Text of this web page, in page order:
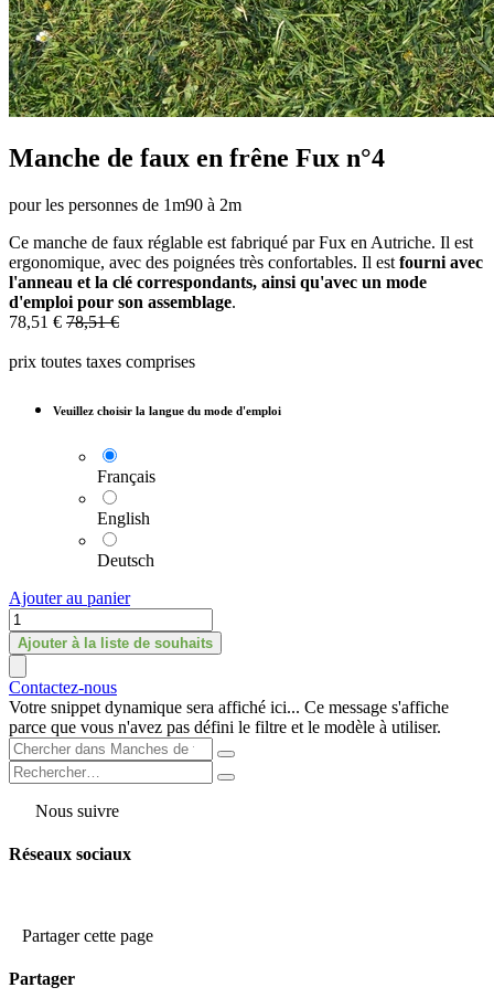
Manche de faux en frêne Fux n°4
pour les personnes de 1m90 à 2m
Ce manche de faux réglable est fabriqué par Fux en Autriche. Il est
ergonomique, avec des poignées très confortables. Il est fourni avec
l'anneau et la clé correspondants, ainsi qu'avec un mode
d'emploi pour son assemblage.
78,51 € 78,51€
prix toutes taxes comprises
Veuillez choisir la langue du mode d'emploi
Français
English
Deutsch
Ajouter au panier
Ajouter à la liste de souhaits
Contactez-nous
Votre snippet dynamique sera affiché ici... Ce message s'affiche
parce que vous n'avez pas défini le filtre et le modèle à utiliser.
Nous suivre
Réseaux sociaux
Partager cette page
Partager